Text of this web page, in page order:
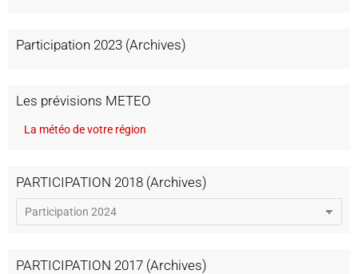
Participation 2023 (Archives)
Les prévisions METEO
La météo de votre région
PARTICIPATION 2018 (Archives)
PARTICIPATION 2017 (Archives)